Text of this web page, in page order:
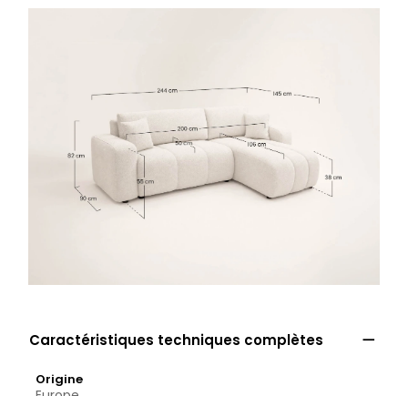
Caractéristiques techniques complètes 
Origine